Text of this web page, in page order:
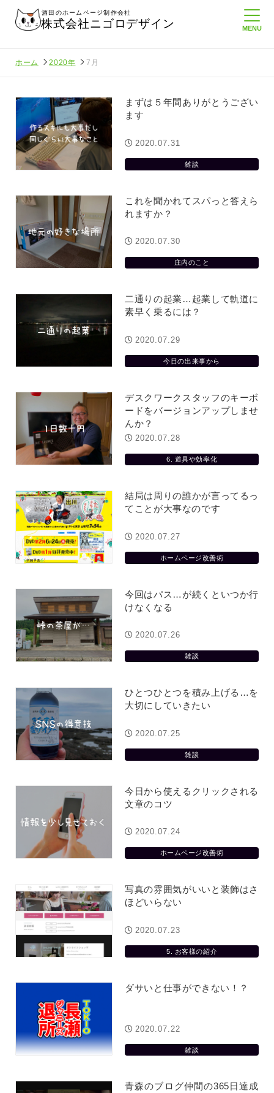
酒田のホームページ制作会社
株式会社ニゴロデザイン
ホーム 2020年 7月
まずは５年間ありがとうござい
ます
雑談
2020.07.31
これを聞かれてスパっと答えら
れますか？
庄内のこと
2020.07.30
二通りの起業…起業して軌道に
素早く乗るには？
今日の出来事から
2020.07.29
デスクワークスタッフのキーボ
ードをバージョンアップしませ
んか？
6. 道具や効率化
2020.07.28
結局は周りの誰かが言ってるっ
てことが大事なのです
ホームページ改善術
2020.07.27
今回はパス…が続くといつか行
けなくなる
雑談
2020.07.26
ひとつひとつを積み上げる…を
大切にしていきたい
雑談
2020.07.25
今日から使えるクリックされる
文章のコツ
ホームページ改善術
2020.07.24
写真の雰囲気がいいと装飾はさ
ほどいらない
5. お客様の紹介
2020.07.23
ダサいと仕事ができない！？
雑談
2020.07.22
青森のブログ仲間の365日達成
メンタルに来る～！想定してたより利
2026.07.29